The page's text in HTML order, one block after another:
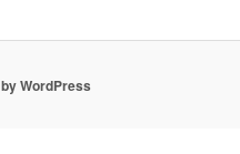
WordPress